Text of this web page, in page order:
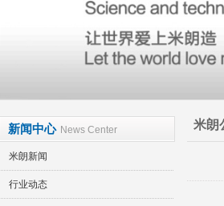
深圳市米朗科技有限公司展会邀请：
米朗即将参加2025年深圳国际传感器与应用技术
磁致伸缩位移传感器系列产品全面升级
米朗科技参加第三十六届上海雅式国际橡塑展
新闻中心 News Center
米朗新闻
行业动态
米朗